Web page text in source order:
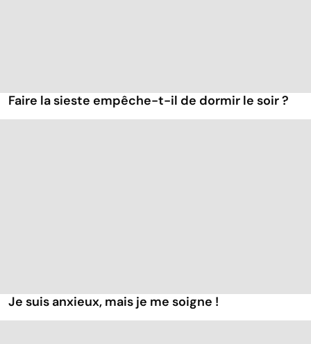
Faire la sieste empêche-t-il de dormir le soir ?
Je suis anxieux, mais je me soigne !